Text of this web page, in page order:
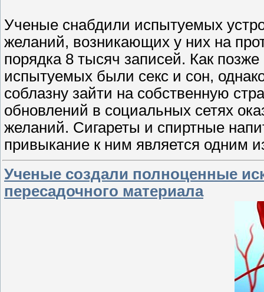
Ученые снабдили испытуемых
желаний, возникающих у них на
порядка 8 тысяч записей. Как
испытуемых были секс и сон,
соблазну зайти на собственную
обновлений в социальных сетях
желаний. Сигареты и спиртные
привыкание к ним является одним
Ученые создали полноценные
пересадочного материала